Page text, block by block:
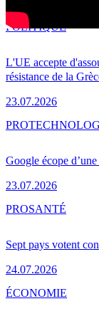
L'UE accepte
résistance de la
23.07.2026
POLITIQUE
Google écope
23.07.2026
PRO
Sept pays votent
24.07.2026
PROSANTÉ
ÉCONOMIE